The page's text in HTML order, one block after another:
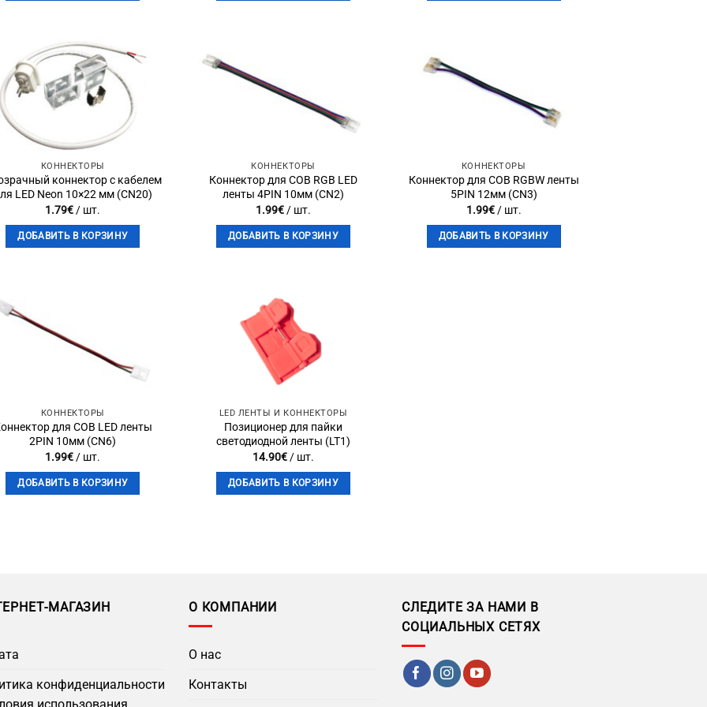
Add to
wishlist
КОННЕКТОРЫ
коннектор с кабелем
LED Neon 10×22 мм (CN20)
1.79€/ шт.
ДОБАВИТЬ В КОРЗИНУ
КОННЕКТОРЫ
Коннектор для COB RGB LED
ленты 4PIN 10мм (CN2)
1.99€/ шт.
ДОБАВИТЬ В КОРЗИНУ
КОННЕКТОРЫ
Коннектор для COB RGBW ленты
5PIN 12мм (CN3)
1.99€/ шт.
ДОБАВИТЬ В КОРЗИНУ
КОННЕКТОРЫ
для COB LED ленты
2PIN 10мм (CN6)
1.99€/ шт.
ДОБАВИТЬ В КОРЗИНУ
LED ЛЕНТЫ И КОННЕКТОРЫ
Позиционер для пайки
светодиодной ленты (LT1)
14.90€/ шт.
ДОБАВИТЬ В КОРЗИНУ
МАГАЗИН
конфиденциальности
О КОМПАНИИ
О нас
Контакты
СЛЕДИТЕ ЗА НАМИ В
СОЦИАЛЬНЫХ СЕТЯХ